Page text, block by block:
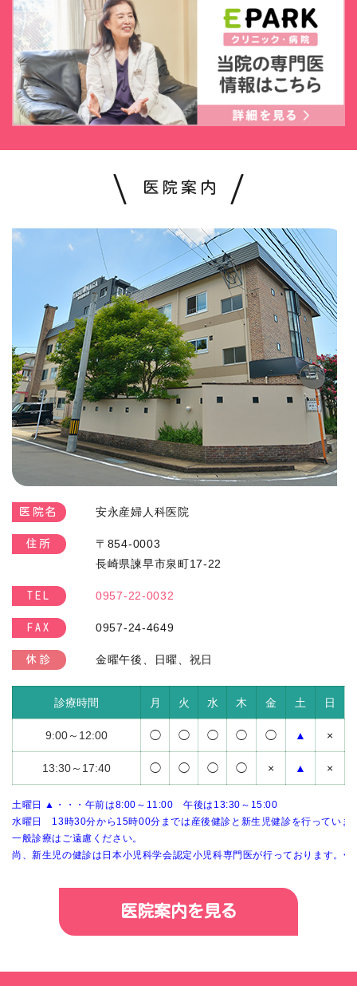
医院案内
医院名 安永産婦人科医院
住所
〒854-0003
長崎県諫早市泉町17-22
TEL 0957-22-0032
FAX 0957-24-4649
休診 金曜午後、日曜、祝日
診療時間 月 火 水 木 金 土 日
9:00～12:00 ◯ ◯ ◯ ◯ ◯ ▲ ×
13:30～17:40 ◯ ◯ ◯ ◯ × ▲ ×
土曜日 ▲・・・午前は8:00～11:00 午後は13:30～15:00
水曜日 13時30分から15時00分までは産後健診と新生児健診を行っていま
一般診療はご遠慮ください。
尚、新生児の健診は日本小児科学会認定小児科専門医が行っております。</
医院案内を見る